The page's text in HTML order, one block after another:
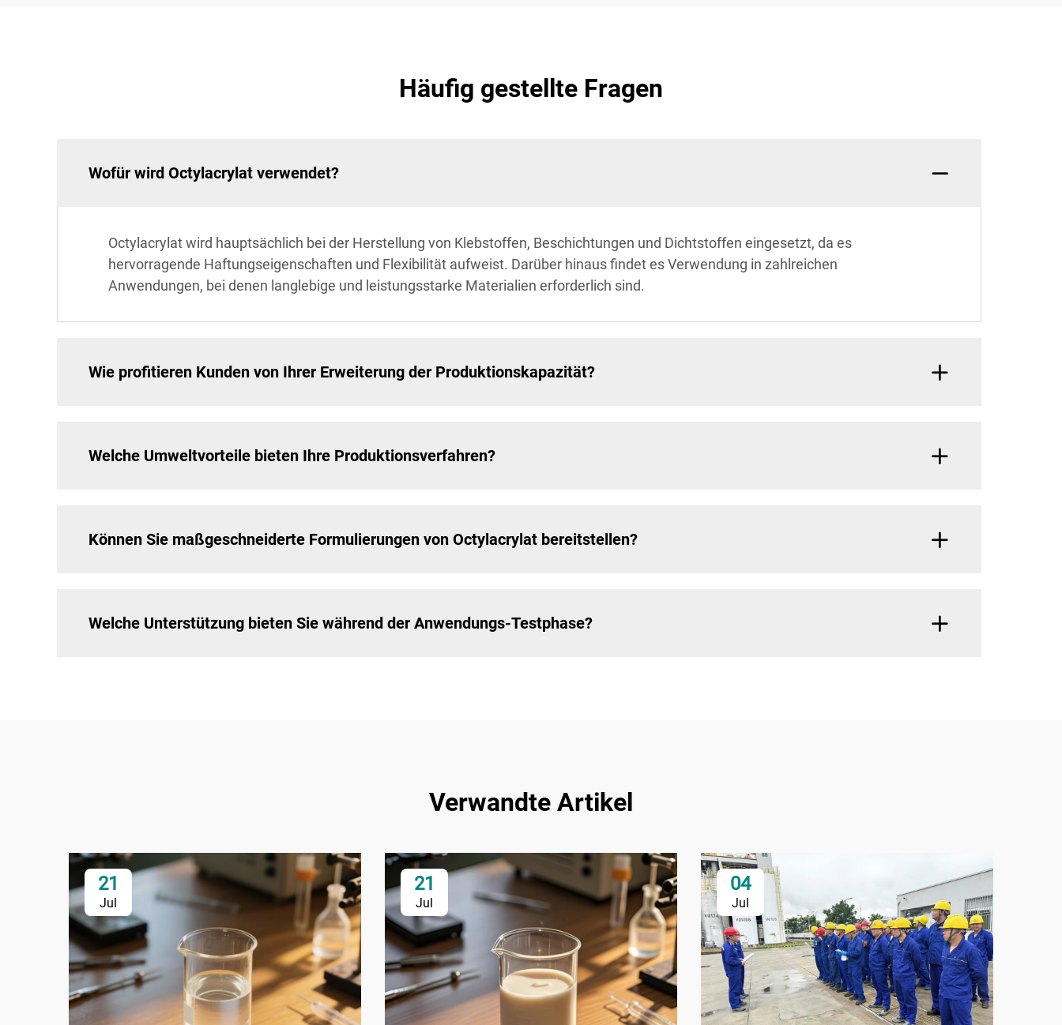
Häufig gestellte Fragen
Wofür wird Octylacrylat verwendet?
Octylacrylat wird hauptsächlich bei der Herstellung von Klebstoffen, Beschichtungen und Dichtstoffen eingesetzt, da es
hervorragende Haftungseigenschaften und Flexibilität aufweist. Darüber hinaus findet es Verwendung in zahlreichen
Anwendungen, bei denen langlebige und leistungsstarke Materialien erforderlich sind.
Wie profitieren Kunden von Ihrer Erweiterung der Produktionskapazität?
Welche Umweltvorteile bieten Ihre Produktionsverfahren?
Können Sie maßgeschneiderte Formulierungen von Octylacrylat bereitstellen?
Welche Unterstützung bieten Sie während der Anwendungs-Testphase?
Verwandte Artikel
21
Jul
21
Jul
04
Jul